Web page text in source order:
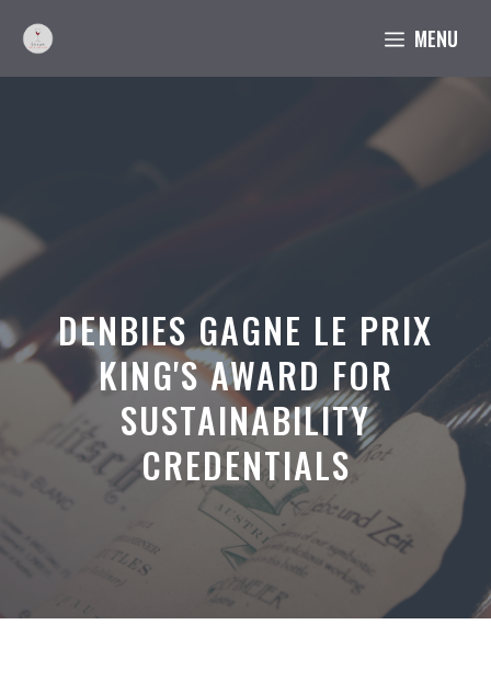
contenu
MENU
DENBIES GAGNE LE PRIX
KING'S AWARD FOR
SUSTAINABILITY
CREDENTIALS